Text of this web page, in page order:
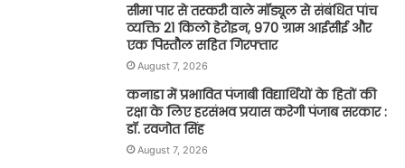
सीमा पार से तस्करी वाले मॉड्यूल से संबंधित पांच
व्यक्ति 21 किलो हेरोइन, 970 ग्राम आईसीई और
एक पिस्तौल सहित गिरफ्तार
August 7, 2026
कनाडा में प्रभावित पंजाबी विद्यार्थियों के हितों की
रक्षा के लिए हरसंभव प्रयास करेगी पंजाब सरकार :
डॉ. रवजोत सिंह
August 7, 2026